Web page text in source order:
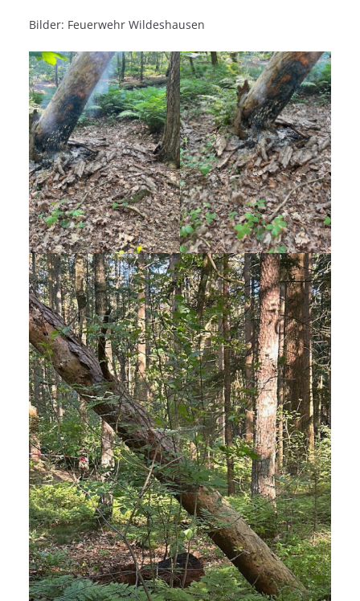
Bilder: Feuerwehr Wildeshausen